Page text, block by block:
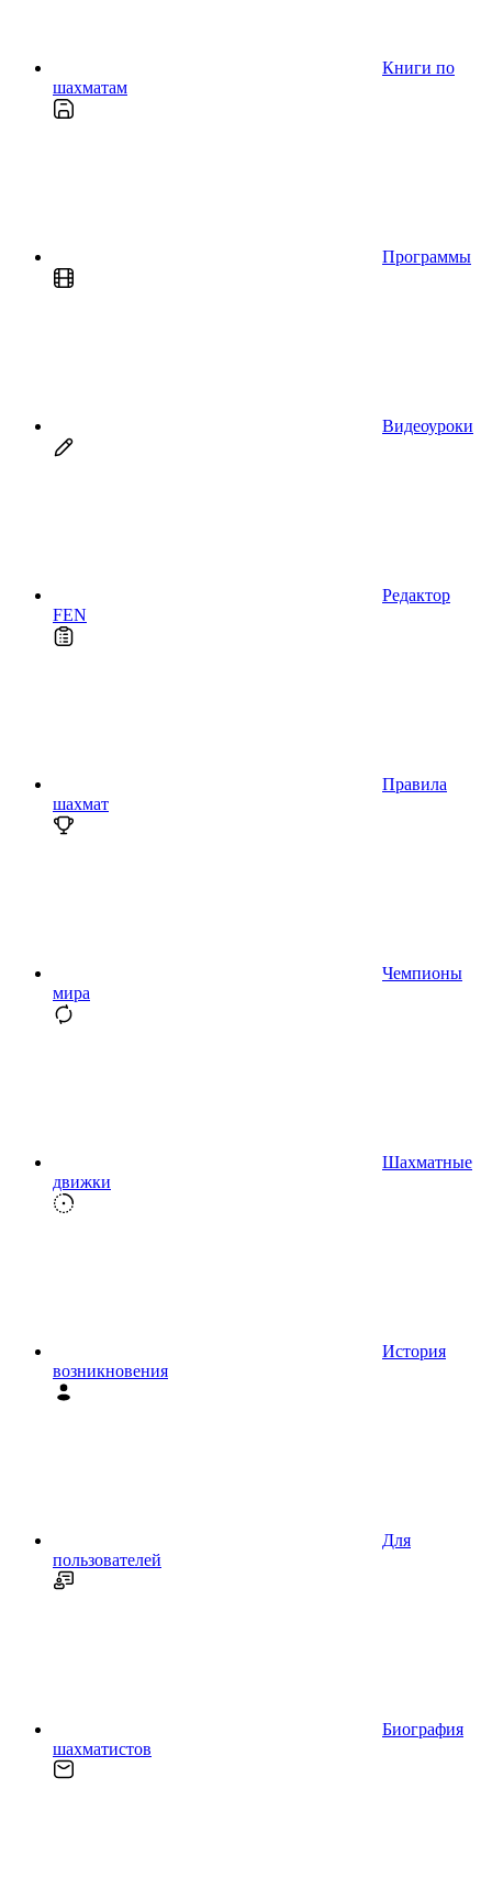
Книги по
шахматам
Программы
Видеоуроки
Редактор
FEN
Правила
шахмат
Чемпионы
мира
Шахматные
движки
История
возникновения
Для
пользователей
Биография
шахматистов